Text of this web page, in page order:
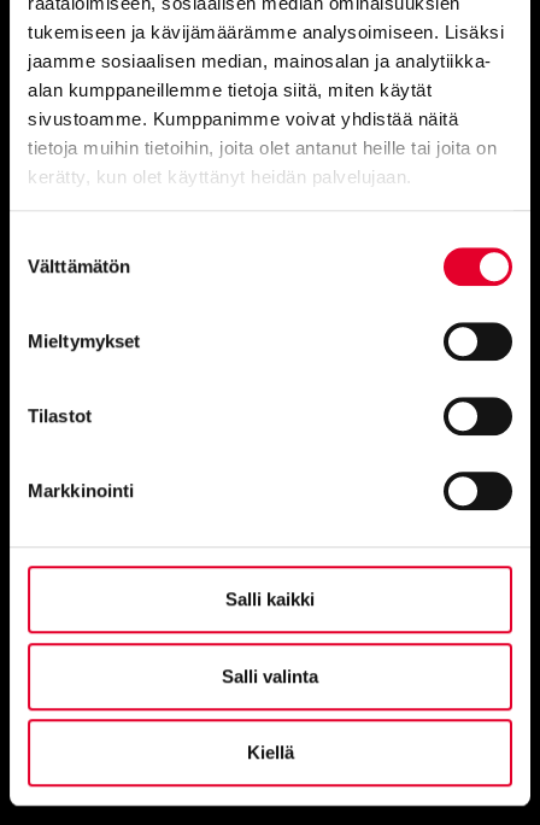
tukemiseen ja kävijämäärämme analysoimiseen. Lisäksi
jaamme sosiaalisen median, mainosalan ja analytiikka-
alan kumppaneillemme tietoja siitä, miten käytät
sivustoamme. Kumppanimme voivat yhdistää näitä
tietoja muihin tietoihin, joita olet antanut heille tai joita on
kerätty, kun olet käyttänyt heidän palvelujaan.
valinta
Välttämätön
Mieltymykset
Tilastot
Markkinointi
Salli kaikki
Salli valinta
Kiellä
myynti@kaski.fi 050 4150 450
Asiakaspalvelu050 9520 111
Asiakaspalvelu, omakotitalojen
ikkuna- ja oviremontit050 9520 112
Toimistot
Vantaa
Petikontie 1 B 2:krs, 01720